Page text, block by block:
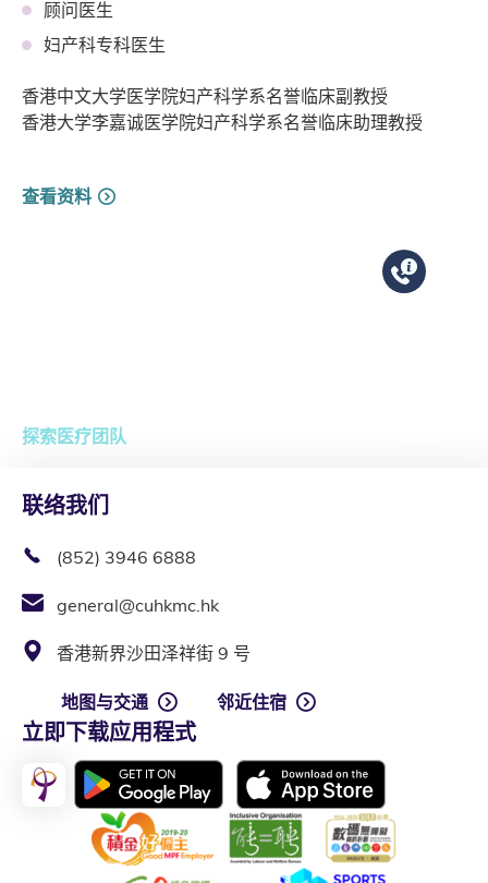
顾问医生
妇产科专科医生
香港中文大学医学院妇产科学系名誉临床副教授
香港大学李嘉诚医学院妇产科学系名誉临床助理教授
查看资料
探索医疗团队
联络我们
(852) 3946 6888
general@cuhkmc.hk
香港新界沙田泽祥街 9 号
地图与交通 邻近住宿
立即下载应用程式